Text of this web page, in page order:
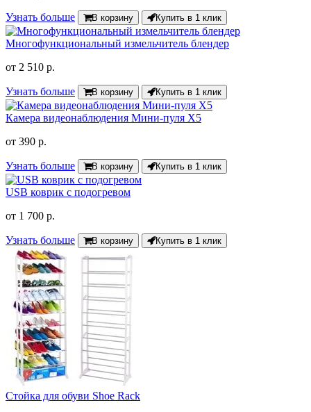
Узнать больше В корзину Купить в 1 клик
Многофункциональный измельчитель блендер
от 2 510 р.
Узнать больше В корзину Купить в 1 клик
Камера видеонаблюдения Мини-пуля X5
от 390 р.
Узнать больше В корзину Купить в 1 клик
USB коврик с подогревом
от 1 700 р.
Узнать больше В корзину Купить в 1 клик
Стойка для обуви Shoe Rack